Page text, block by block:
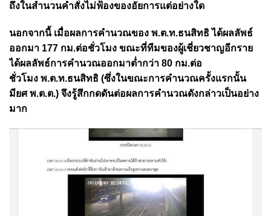
ถึงในสำนวนคำสั่งไม่ฟ้องของอัยการแต่อย่างใด
นอกจากนี้ เมื่อผลการคำนวณของ พ.ต.ท.ธนสิทธิ ได้ผลลัพธ์
ออกมา 177 กม.ต่อชั่วโมง ขณะที่ทีมของผู้เชี่ยวชาญอีกราย
ได้ผลลัพธ์การคำนวณออกมาต่ำกว่า 80 กม.ต่อ
ชั่วโมง พ.ต.ท.ธนสิทธิ (ซึ่งในขณะการคำนวณครั้งแรกนั้น
มียศ พ.ต.ต.) จึงรู้สึกกดดันต่อผลการคำนวณดังกล่าวเป็นอย่าง
มาก